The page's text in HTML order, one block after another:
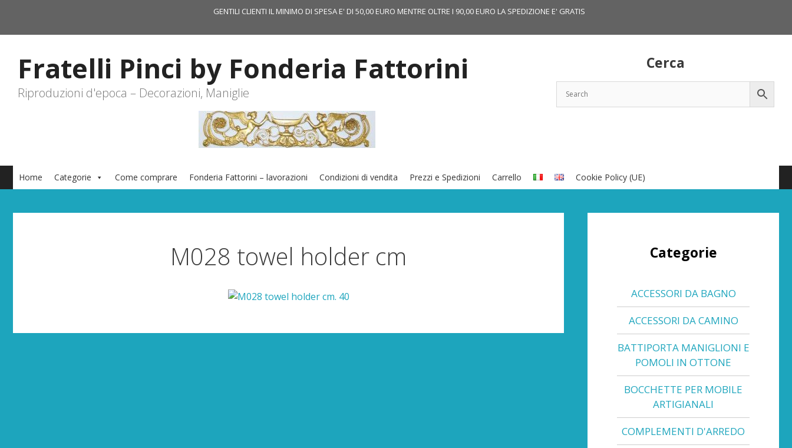
contenuto
GENTILI CLIENTI IL MINIMO DI SPESA E' DI 50,00 EURO MENTRE OLTRE I 90,00 EURO LA SPEDIZIONE E' GRATIS
Cerca
Fratelli Pinci by Fonderia Fattorini
Riproduzioni d'epoca – Decorazioni, Maniglie
Home Categorie Come comprare Fonderia Fattorini – lavorazioni Condizioni di vendita Prezzi e Spedizioni Carrello Cookie Policy (UE)
M028 towel holder cm Categorie
ACCESSORI DA BAGNO
ACCESSORI DA CAMINO
BATTIPORTA MANIGLIONI E
POMOLI IN OTTONE
BOCCHETTE PER MOBILE
ARTIGIANALI
COMPLEMENTI D'ARREDO